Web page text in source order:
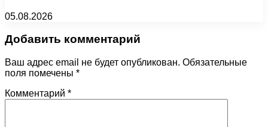
05.08.2026
Добавить комментарий
Ваш адрес email не будет опубликован. Обязательные
поля помечены *
Комментарий *